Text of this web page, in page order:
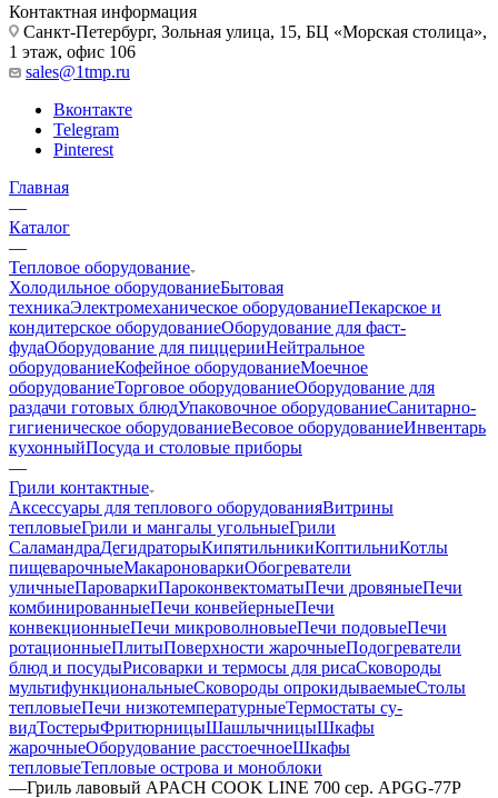
Контактная информация
Санкт-Петербург, Зольная улица, 15, БЦ «Морская столица»,
1 этаж, офис 106
sales@1tmp.ru
Вконтакте
Telegram
Pinterest
Главная
—
Каталог
—
Тепловое оборудование
Холодильное оборудованиеБытовая
техникаЭлектромеханическое оборудованиеПекарское и
кондитерское оборудованиеОборудование для фаст-
фудаОборудование для пиццерииНейтральное
оборудованиеКофейное оборудованиеМоечное
оборудованиеТорговое оборудованиеОборудование для
раздачи готовых блюдУпаковочное оборудованиеСанитарно-
гигиеническое оборудованиеВесовое оборудованиеИнвентарь
кухонныйПосуда и столовые приборы
—
Грили контактные
Аксессуары для теплового оборудованияВитрины
тепловыеГрили и мангалы угольныеГрили
СаламандраДегидраторыКипятильникиКоптильниКотлы
пищеварочныеМакароноваркиОбогреватели
уличныеПароваркиПароконвектоматыПечи дровяныеПечи
комбинированныеПечи конвейерныеПечи
конвекционныеПечи микроволновыеПечи подовыеПечи
ротационныеПлитыПоверхности жарочныеПодогреватели
блюд и посудыРисоварки и термосы для рисаСковороды
мультифункциональныеСковороды опрокидываемыеСтолы
тепловыеПечи низкотемпературныеТермостаты су-
видТостерыФритюрницыШашлычницыШкафы
жарочныеОборудование расстоечноеШкафы
тепловыеТепловые острова и моноблоки
—Гриль лавовый APACH COOK LINE 700 сер. APGG-77P